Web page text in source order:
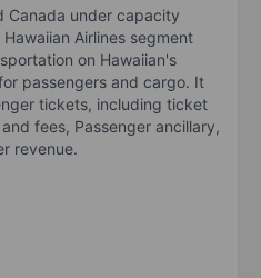
Canada under capacity
Airlines segment
on Hawaiian's
passengers and cargo. It
tickets, including ticket
fees, Passenger ancillary,
revenue.